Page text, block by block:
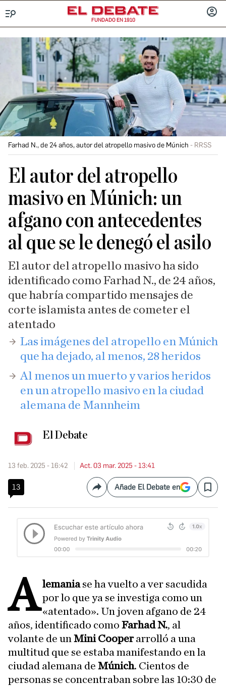
FUNDADO EN 1910
Farhad N., de 24 años, autor del atropello masivo de Múnich RRSS
El autor del atropello
masivo en Múnich: un
afgano con antecedentes
al que se le denegó el asilo
El autor del atropello masivo ha sido
identificado como Farhad N., de 24 años,
que habría compartido mensajes de
corte islamista antes de cometer el
atentado
​Las imágenes del atropello en Múnich
que ha dejado, al menos, 28 heridos
Al menos un muerto y varios heridos
en un atropello masivo en la ciudad
alemana de Mannheim
El Debate
13 feb. 2025 - 16:42 Act. 03 mar. 2025 - 13:41
13 CompartirAñade El Debate en Save
A lemaniase ha vuelto a ver sacudida
por lo que ya se investiga como un
«atentado». Un joven afgano de 24
años, identificado como Farhad N., al
volante de un Mini Cooperarrolló a una
multitud que se estaba manifestando en la
ciudad alemana de Múnich. Cientos de
personas se concentraban sobre las 10:30 de